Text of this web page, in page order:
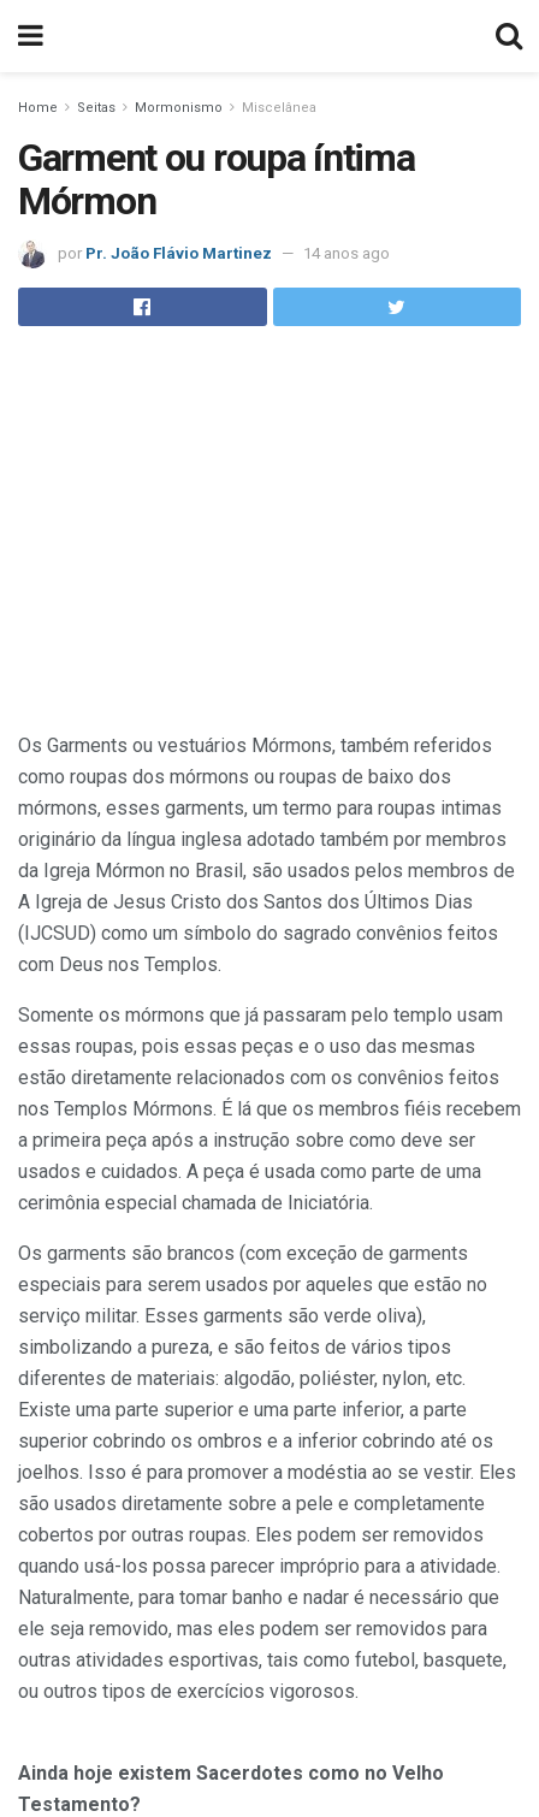
Home Seitas Mormonismo Miscelânea
Garment ou roupa íntima
Mórmon
por Pr. João Flávio Martinez 14 anos ago
Os Garments ou vestuários Mórmons, também referidos
como roupas dos mórmons ou roupas de baixo dos
mórmons, esses garments, um termo para roupas intimas
originário da língua inglesa adotado também por membros
da Igreja Mórmon no Brasil, são usados pelos membros de
A Igreja de Jesus Cristo dos Santos dos Últimos Dias
(IJCSUD) como um símbolo do sagrado convênios feitos
com Deus nos Templos.
Somente os mórmons que já passaram pelo templo usam
essas roupas, pois essas peças e o uso das mesmas
estão diretamente relacionados com os convênios feitos
nos Templos Mórmons. É lá que os membros fiéis recebem
a primeira peça após a instrução sobre como deve ser
usados e cuidados. A peça é usada como parte de uma
cerimônia especial chamada de Iniciatória.
Os garments são brancos (com exceção de garments
especiais para serem usados por aqueles que estão no
serviço militar. Esses garments são verde oliva),
simbolizando a pureza, e são feitos de vários tipos
diferentes de materiais: algodão, poliéster, nylon, etc.
Existe uma parte superior e uma parte inferior, a parte
superior cobrindo os ombros e a inferior cobrindo até os
joelhos. Isso é para promover a modéstia ao se vestir. Eles
são usados diretamente sobre a pele e completamente
cobertos por outras roupas. Eles podem ser removidos
quando usá-los possa parecer impróprio para a atividade.
Naturalmente, para tomar banho e nadar é necessário que
ele seja removido, mas eles podem ser removidos para
outras atividades esportivas, tais como futebol, basquete,
ou outros tipos de exercícios vigorosos.
Ainda hoje existem Sacerdotes como no Velho
Testamento?